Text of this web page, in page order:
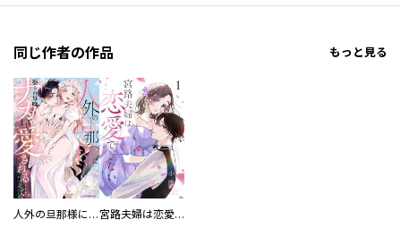
同じ作者の作品 もっと見る
人外の旦那様に娶られ毎晩ナカまで愛される…。アンソロジー 宮路夫婦は恋愛できない【描き下ろしおまけ付き特装版】